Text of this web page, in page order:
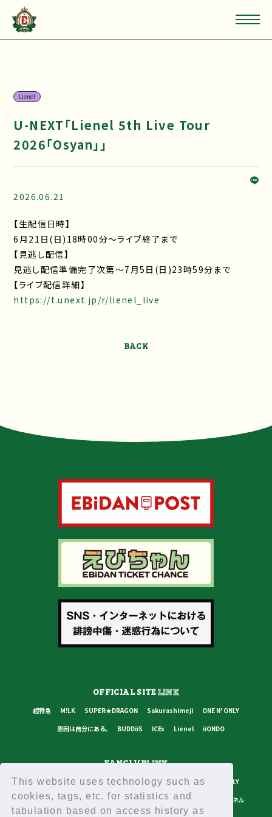
This website uses technology such as
cookies, tags, etc. for statistics and
tabulation based on access history as
Lienel
U-NEXT「Lienel 5th Live Tour
2026「Osyan」」
2026.06.21
【生配信日時】
6月21日(日)18時00分～ライブ終了まで
【見逃し配信】
見逃し配信準備完了次第～7月5日(日)23時59分まで
【ライブ配信詳細】
https://t.unext.jp/r/lienel_live
BACK
OFFICIAL SITELINK
超特急 M!LK SUPER★DRAGON Sakurashimeji
ONE N' ONLY
原因は自分にある。
BUDDiiS ICEx Lienel iiONDO
FANCLUBLINK
超特急 M!LK SUPER★DRAGON Sakurashimeji
ONE N' ONLY
原因は自分にある。
BUDDiiS ICEx Lienel スターダストチャンネル